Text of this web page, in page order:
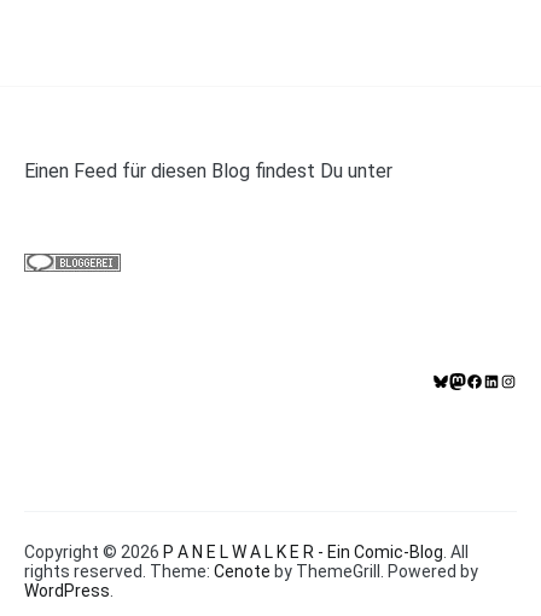
Einen Feed für diesen Blog findest Du unter
Bluesky
Copyright © 2026 P A N E L W A L K E R - Ein Comic-Blog . All
rights reserved. Theme: Cenote by ThemeGrill. Powered by
WordPress